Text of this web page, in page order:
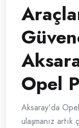
Opel
Aksaray'da
ulaşmanız artık